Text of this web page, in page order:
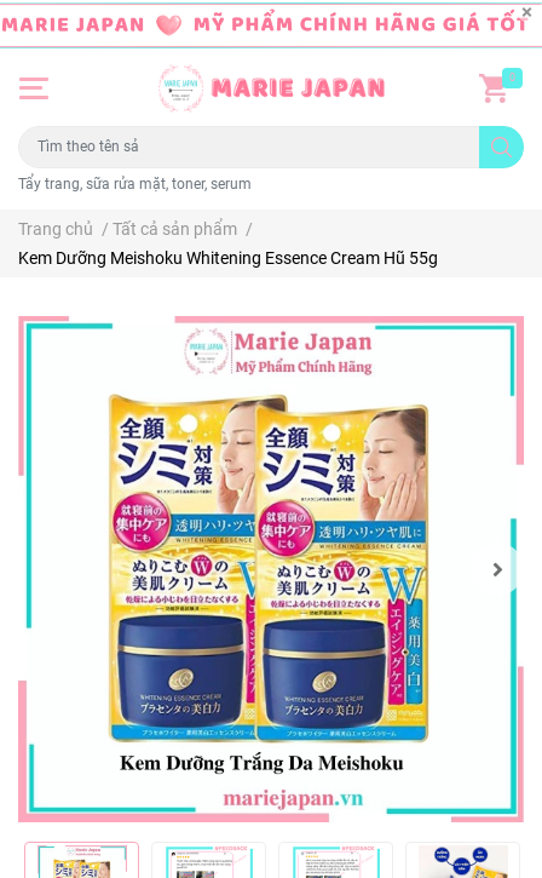
Tẩy trang, sữa rửa mặt, toner, serum
0
Trang chủ / Tất cả sản phẩm /
Kem Dưỡng Meishoku Whitening Essence Cream Hũ 55g